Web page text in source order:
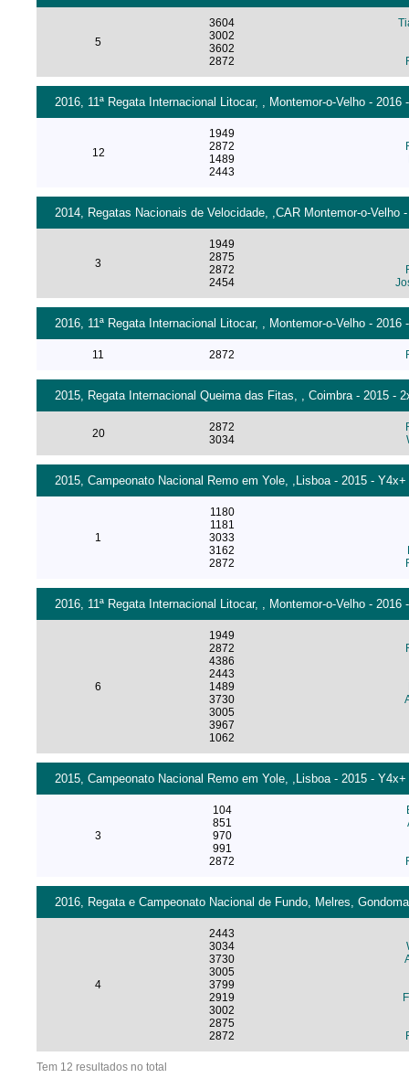
5
3604
3002
3602
2872
2016, 11ª Regata Internacional Litocar, , Montemor-o-Velho -
12
1949
2872
1489
2443
2014, Regatas Nacionais de Velocidade, ,CAR Montemor-o-
3
1949
2875
2872
2454
2016, 11ª Regata Internacional Litocar, , Montemor-o-Velho -
11 2872
2015, Regata Internacional Queima das Fitas, , Coimbra - 2015 -
20
2872
3034
2015, Campeonato Nacional Remo em Yole, ,Lisboa - 2015 -
1
1180
1181
3033
3162
2872
2016, 11ª Regata Internacional Litocar, , Montemor-o-Velho -
6
1949
2872
4386
2443
1489
3730
3005
3967
1062
2015, Campeonato Nacional Remo em Yole, ,Lisboa - 2015 -
3
104
851
970
991
2872
2016, Regata e Campeonato Nacional de Fundo, Melres,
4
2443
3034
3730
3005
3799
2919
3002
2875
2872
Tem 12 resultados no total